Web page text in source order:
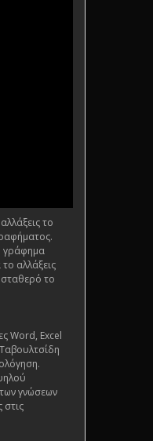
το
γράφημα
αλλάξεις
το
Word, Excel
γνώσεων